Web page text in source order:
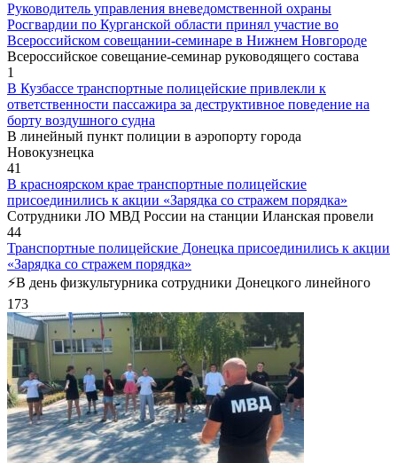
Руководитель управления вневедомственной охраны
Росгвардии по Курганской области принял участие во
Всероссийском совещании-семинаре в Нижнем Новгороде
Всероссийское совещание-семинар руководящего состава
1
В Кузбассе транспортные полицейские привлекли к
ответственности пассажира за деструктивное поведение на
борту воздушного судна
В линейный пункт полиции в аэропорту города
Новокузнецка
41
В красноярском крае транспортные полицейские
присоединились к акции «Зарядка со стражем порядка»
Сотрудники ЛО МВД России на станции Иланская провели
44
Транспортные полицейские Донецка присоединились к акции
«Зарядка со стражем порядка»
⚡️В день физкультурника сотрудники Донецкого линейного
173